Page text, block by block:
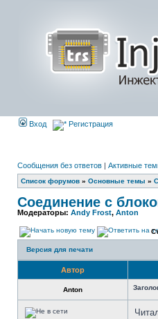
Вход Регистрация
Сообщения без ответов | Активные
Список форумов » Основные темы »
Соединение с
Модераторы: Andy Frost, Anton
Версия для печати
Автор
Anton